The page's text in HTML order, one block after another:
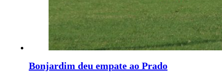
Bonjardim deu empate ao Prado